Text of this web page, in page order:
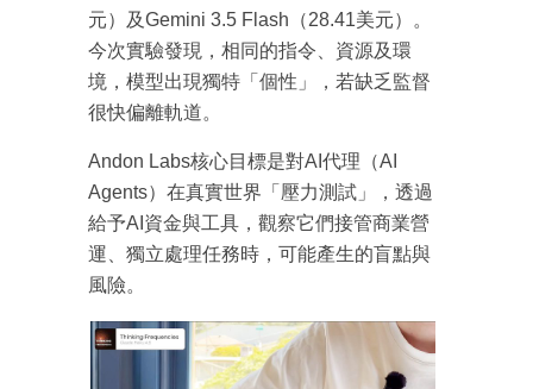
元）及Gemini 3.5 Flash（28.41美元）。
今次實驗發現，相同的指令、資源及環
境，模型出現獨特「個性」，若缺乏監督
很快偏離軌道。
Andon Labs核心目標是對AI代理（AI
Agents）在真實世界「壓力測試」，透過
給予AI資金與工具，觀察它們接管商業營
運、獨立處理任務時，可能產生的盲點與
風險。